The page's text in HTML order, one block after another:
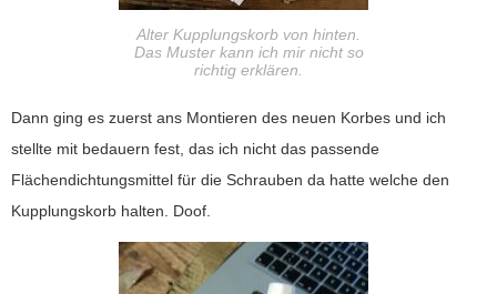
Alter Kupplungskorb von hinten.
Das Muster kann ich mir nicht so
richtig erklären.
Dann ging es zuerst ans Montieren des neuen Korbes und ich
stellte mit bedauern fest, das ich nicht das passende
Flächendichtungsmittel für die Schrauben da hatte welche den
Kupplungskorb halten. Doof.